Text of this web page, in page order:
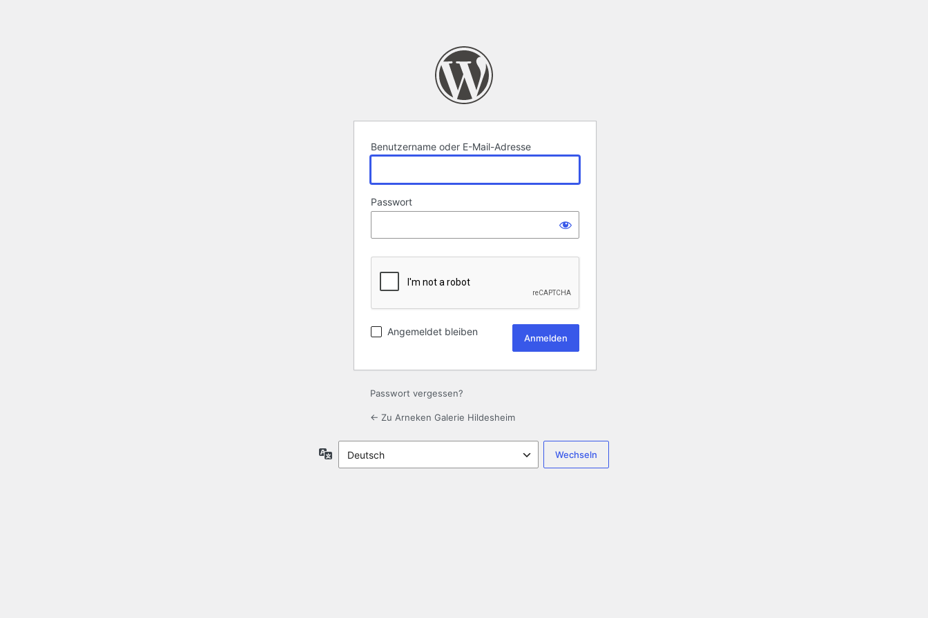
Benutzername oder E-Mail-Adresse
Passwort
Angemeldet bleiben
Passwort vergessen?
← Zu Arneken Galerie Hildesheim
Sprache